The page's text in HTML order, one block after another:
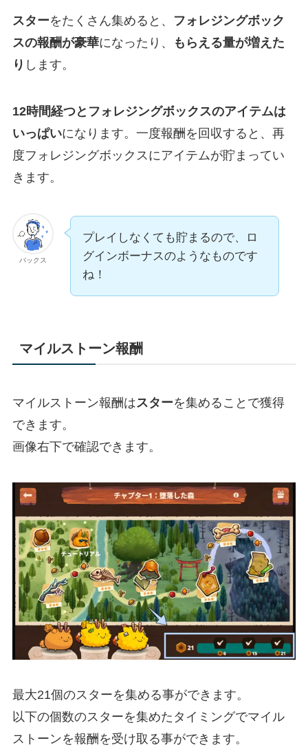
スターをたくさん集めると、
フォレジングボック
スの報酬が豪華になったり、
もらえる量が増えた
り します。
12時間経つとフォレジングボックスのアイテムは
いっぱいになります。一度報酬を回収すると、再
度フォレジングボックスにアイテムが貯まってい
きます。
バックス
プレイしなくても貯まるので、ロ
グインボーナスのようなものです
ね！
マイルストーン報酬
マイルストーン報酬はスターを集めることで獲得
できます。
画像右下で確認できます。
最大21個のスターを集める事ができます。
以下の個数のスターを集めたタイミングでマイル
ストーンを報酬を受け取る事ができます。